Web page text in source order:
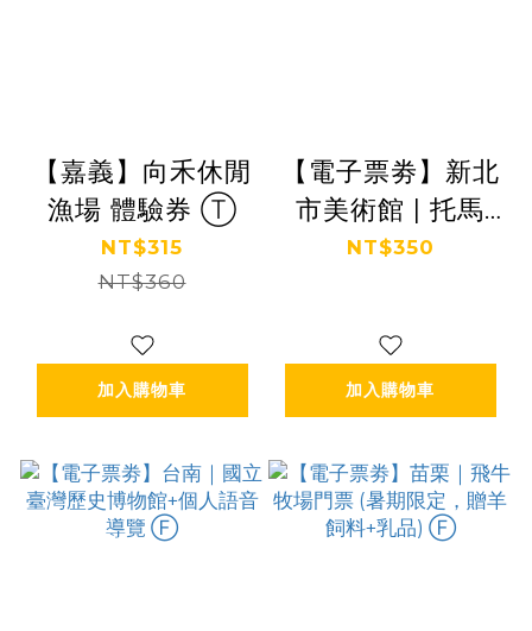
【嘉義】向禾休閒
漁場 體驗券 Ⓣ
NT$315
NT$360
加入購物車
【電子票劵】新北
市美術館 | 托馬
斯．薩拉切諾：共
覽) Ⓕ
NT$350
加入購物車